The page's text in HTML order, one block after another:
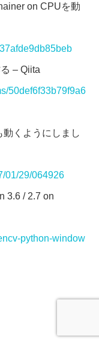
on CPUを動
– Qiita
50def6f33b79f9a6
くようにしまし
01/29/064926
3.6 / 2.7 on
python-window